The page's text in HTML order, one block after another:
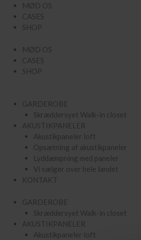
indholdet
MØD OS
CASES
SHOP
MØD OS
CASES
SHOP
GARDEROBE
Skræddersyet Walk-in closet
AKUSTIKPANELER
Akustikpaneler loft
Opsætning af akustikpaneler
Lyddæmpning med paneler
Vi sælger over hele landet
KONTAKT
GARDEROBE
Skræddersyet Walk-in closet
AKUSTIKPANELER
Akustikpaneler loft